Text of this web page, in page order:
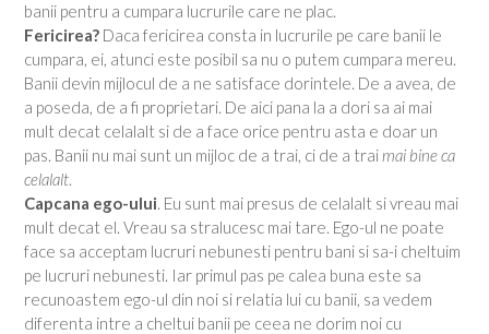
banii pentru a cumpara lucrurile care ne plac.
Fericirea? Daca fericirea consta in lucrurile pe care banii le
cumpara, ei, atunci este posibil sa nu o putem cumpara mereu.
Banii devin mijlocul de a ne satisface dorintele. De a avea, de
a poseda, de a fi proprietari. De aici pana la a dori sa ai mai
mult decat celalalt si de a face orice pentru asta e doar un
pas. Banii nu mai sunt un mijloc de a trai, ci de a trai mai bine ca
celalalt
Capcana ego-ului . Eu sunt mai presus de celalalt si vreau mai
mult decat el. Vreau sa stralucesc mai tare. Ego-ul ne poate
face sa acceptam lucruri nebunesti pentru bani si sa-i cheltuim
pe lucruri nebunesti. Iar primul pas pe calea buna este sa
recunoastem ego-ul din noi si relatia lui cu banii, sa vedem
diferenta intre a cheltui banii pe ceea ne dorim noi cu